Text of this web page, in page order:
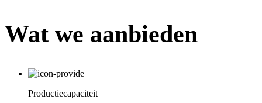
Wat we aanbieden
Productiecapaciteit